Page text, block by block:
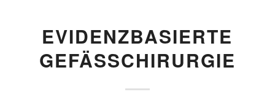
EVIDENZBASIERTE
GEFÄSSCHIRURGIE